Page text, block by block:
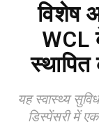
विशेष
WCL
यह स्वास्थ्य
डिस्पेंसरी में एक